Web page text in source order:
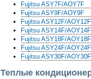
Fujitsu ASY7F/AOY7F
Fujitsu ASY9F/AOY9F
Fujitsu ASY12F/AOY12F
Fujitsu ASY14F/AOY14F
Fujitsu ASY18F/AOY18F
Fujitsu ASY24F/AOY24F
Fujitsu ASY30F/AOY30F
Теплые